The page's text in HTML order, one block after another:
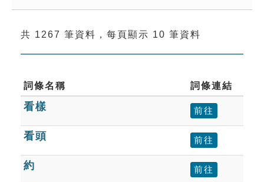
成語故事
索引選單
單字索引
生命大百科索引
遊戲專區
教學應用
共 1267 筆資料，每頁顯示 10 筆資料
詞條名稱 詞條連結
看樣 前往
看頭 前往
約 前往